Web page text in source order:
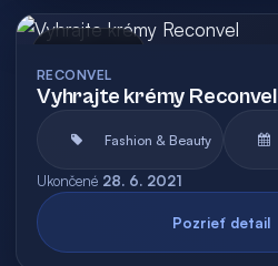
RECONVEL
Vyhrajte krémy Reconvel
Fashion & Beauty
Ukončené 28. 6. 2021
Pozrieť detail